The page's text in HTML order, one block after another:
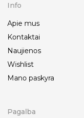
Info
Apie mus
Kontaktai
Naujienos
Wishlist
Mano paskyra
Pagalba